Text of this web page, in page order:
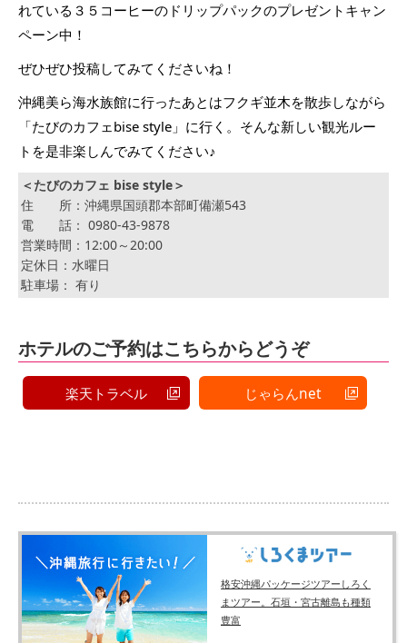
れている３５コーヒーのドリップパックのプレゼントキャン
ペーン中！
ぜひぜひ投稿してみてくださいね！
沖縄美ら海水族館に行ったあとはフクギ並木を散歩しながら
「たびのカフェbise style」に行く。そんな新しい観光ルー
トを是非楽しんでみてください♪
＜たびのカフェ bise style＞
住 所：沖縄県国頭郡本部町備瀬543
電 話： 0980-43-9878
営業時間：12:00～20:00
定休日：水曜日
駐車場： 有り
ホテルのご予約はこちらからどうぞ
楽天トラベル じゃらんnet
格安沖縄パッケージツアーしろく
まツアー。石垣・宮古離島も種類
豊富